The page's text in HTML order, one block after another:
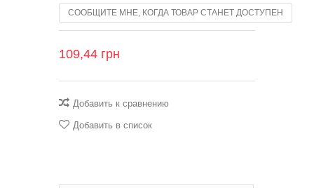
СООБЩИТЕ МНЕ, КОГДА ТОВАР СТАНЕТ ДОСТУПЕН
109,44 грн
Добавить к сравнению
Добавить в список